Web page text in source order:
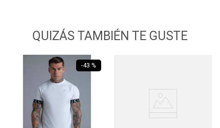
QUIZÁS TAMBIÉN TE GUSTE
-43 %